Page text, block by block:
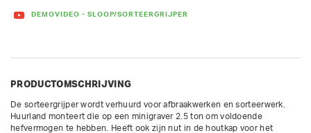
DEMOVIDEO - SLOOP/SORTEERGRIJPER
PRODUCTOMSCHRIJVING
De sorteergrijper wordt verhuurd voor afbraakwerken en sorteerwerk.
Huurland monteert die op een minigraver 2.5 ton om voldoende
hefvermogen te hebben. Heeft ook zijn nut in de houtkap voor het